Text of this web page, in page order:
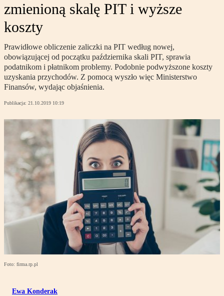
zmienioną skalę PIT i wyższe
koszty
Prawidłowe obliczenie zaliczki na PIT według nowej,
obowiązującej od początku października skali PIT, sprawia
podatnikom i płatnikom problemy. Podobnie podwyższone koszty
uzyskania przychodów. Z pomocą wyszło więc Ministerstwo
Finansów, wydając objaśnienia.
Publikacja: 21.10.2019 10:19
Foto: firma.rp.pl
Ewa Konderak